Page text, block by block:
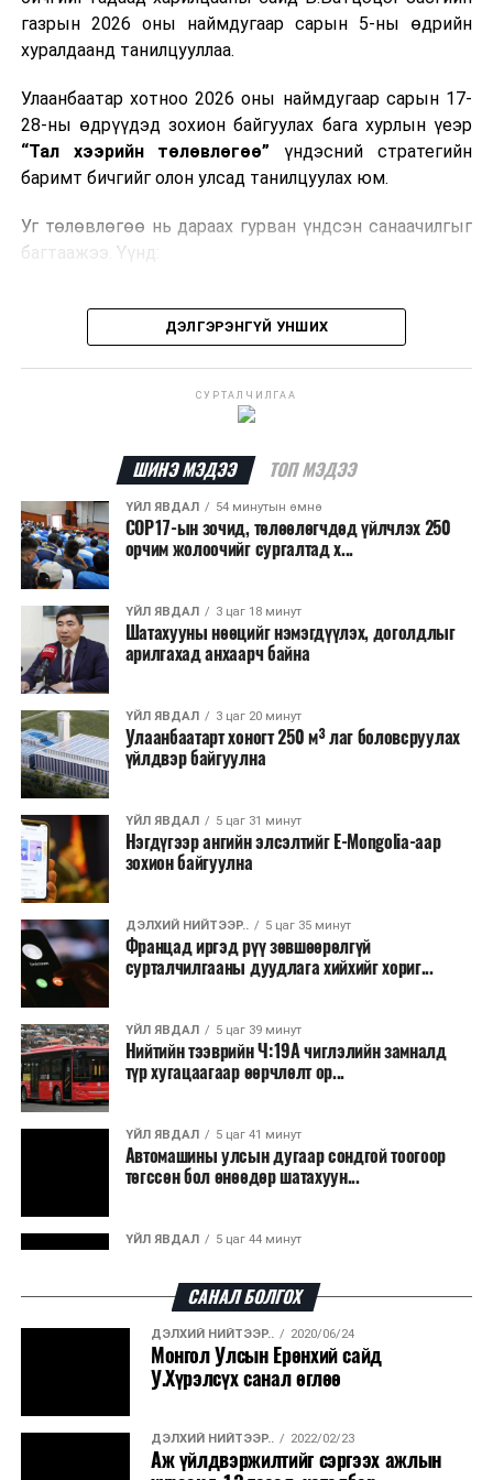
Мөн газрын тосны бүтээгдэхүүн, шатахууныг хилээр
шуурхай нэвтрүүлэх, тээвэрлэх, буулгах, гадаад
вагонцистерний ашиглалтын төлбөр, хураамжийг
хөнгөвчлөх, шаардлага хангасан зөвшөөрлийн
хүсэлтийг түргэн шийдвэрлэх, шатахууны
нийлүүлэлтийн тогтвортой байдлыг хангахыг
холбогдох сайд нарт үүрэг болголоо.
газрын 2026 оны наймдугаар сарын 5-ны өдрийн
хуралдаанд танилцууллаа.
Улаанбаатар хотноо 2026 оны наймдугаар сарын 17-
28-ны өдрүүдэд зохион байгуулах бага хурлын үеэр
“Тал хээрийн төлөвлөгөө” үндэсний стратегийн
баримт бичгийг олон улсад танилцуулах юм.
Уг төлөвлөгөө нь дараах гурван үндсэн санаачилгыг
багтаажээ. Үүнд:
Бэлчээрийн тэргүүлэх санаачилга
Ус, газрын нэгдсэн менежментийн санаачилга
дэд бүтцийн санаачилга
Эдгээр санаачилгын хүрээнд нийт
хэрэгжүүлэхээр төлөвлөж,
6.5 тэрбум ам.долларын
санхүүжилт
татахаар зорьж байна. Нэг төслийн
дундаж санхүүжилтийн хэмжээ700 мянган
ам.доллар байхаар тооцжээ.
ДЭЛГЭРЭНГҮЙ УНШИХ
СУРТАЛЧИЛГАА
ШИНЭ МЭДЭЭ ТОП МЭДЭЭ
ҮЙЛ ЯВДАЛ 54 минутын өмнө
COP17-ын зочид, төлөөлөгчдөд үйлчлэх 250
орчим жолоочийг сургалтад х...
ҮЙЛ ЯВДАЛ 3 цаг 18 минут
Шатахууны нөөцийг нэмэгдүүлэх, доголдлыг
арилгахад анхаарч байна
ҮЙЛ ЯВДАЛ 3 цаг 20 минут
Улаанбаатарт хоногт 250 м³ лаг боловсруулах
үйлдвэр байгуулна
ҮЙЛ ЯВДАЛ 5 цаг 31 минут
Нэгдүгээр ангийн элсэлтийг E-Mongolia-аар
зохион байгуулна
ДЭЛХИЙ НИЙТЭЭР.. 5 цаг 35 минут
Францад иргэд рүү зөвшөөрөлгүй
сурталчилгааны дуудлага хийхийг хориг...
ҮЙЛ ЯВДАЛ 5 цаг 39 минут
Нийтийн тээврийн Ч:19А чиглэлийн замналд
түр хугацаагаар өөрчлөлт ор...
ҮЙЛ ЯВДАЛ 5 цаг 41 минут
Автомашины улсын дугаар сондгой тоогоор
төгссөн бол өнөөдөр шатахуун...
ҮЙЛ ЯВДАЛ 5 цаг 44 минут
ДЭЛХИЙ НИЙТЭЭР.. 2026/08/06
“Уралдронзавод” компанийн ерөнхий
захирлын автомашиныг дэлбэлжээ...
ҮЙЛ ЯВДАЛ
Сүхбаатар боомтоор тав хоногт 10 мянга гаруй
САНАЛ БОЛГОХ
ДЭЛХИЙ НИЙТЭЭР.. 2020/06/24
Монгол Улсын Ерөнхий сайд
У.Хүрэлсүх санал өглөө
ДЭЛХИЙ НИЙТЭЭР.. 2022/02/23
Аж үйлдвэржилтийг сэргээх ажлын